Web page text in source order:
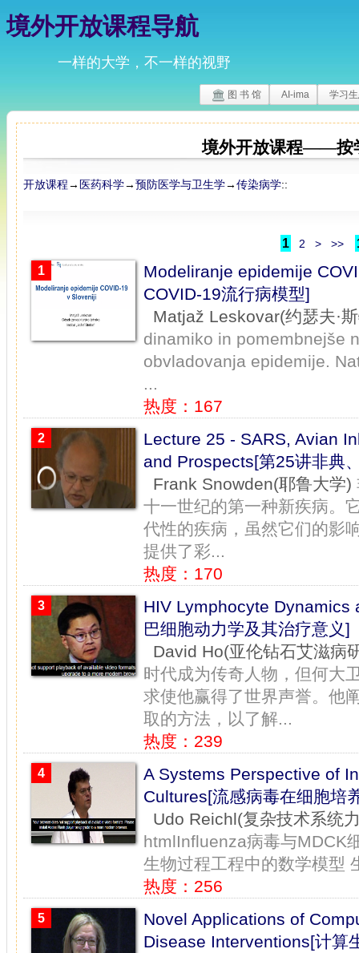
境外开放课程导航
一样的大学，不一样的视野
图 书 馆 AI-ima 学习
境外开放课程——按
开放课程→ 医药科学→预防医学与卫生学→传染病学::
1 2 > >>
1
Modeliranje epidemije
COVID-19流行病模型]
Matjaž Leskovar(约瑟夫·
dinamiko in pomembnejše
obvladovanja epidemije.
...
热度：167
2
Lecture 25 - SARS, Avian
and Prospects[第25讲非典
Frank Snowden(耶鲁大学)
十一世纪的第一种新疾病。
代性的疾病，虽然它们的影
提供了彩...
热度：170
3
HIV Lymphocyte Dynamics
巴细胞动力学及其治疗意义]
David Ho(亚伦钻石艾滋病
时代成为传奇人物，但何大
求使他赢得了世界声誉。他
取的方法，以了解...
热度：239
4
A Systems Perspective of
Cultures[流感病毒在细胞培
Udo Reichl(复杂技术系统
htmlInfluenza病毒与MDCK
生物过程工程中的数学模型
热度：256
5
Novel Applications of
Disease Interventions[计算